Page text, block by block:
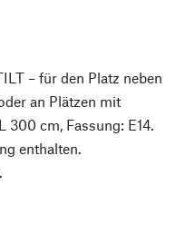
– für den Platz neben
an Plätzen mit
300 cm, Fassung: E14.
enthalten.